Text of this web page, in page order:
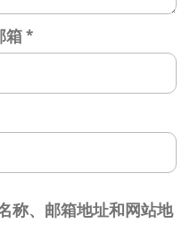
箱*
称、邮箱地址和网站地